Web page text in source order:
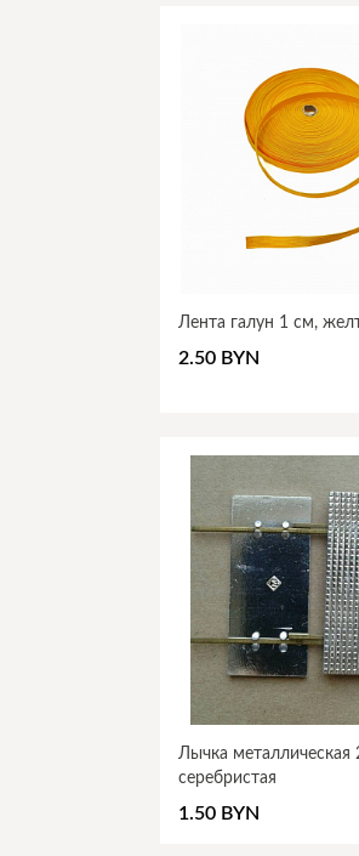
Лента галун 1 см,
2.50 BYN
Лычка
серебристая
1.50 BYN